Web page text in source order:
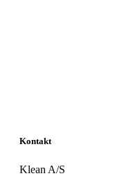
Kontakt
Klean A/S